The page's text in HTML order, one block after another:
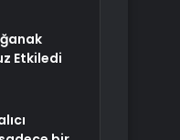
Etkiledi